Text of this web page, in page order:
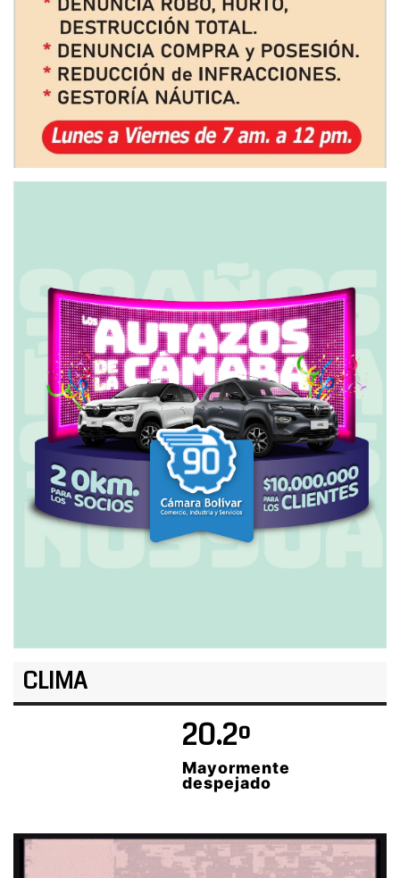
CLIMA
20.2º
Mayormente
despejado